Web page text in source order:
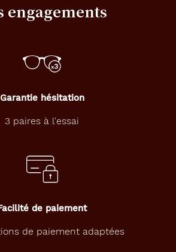
engagements
Garantie hésitation
3 paires à l'essai
de paiement
de paiement adaptées